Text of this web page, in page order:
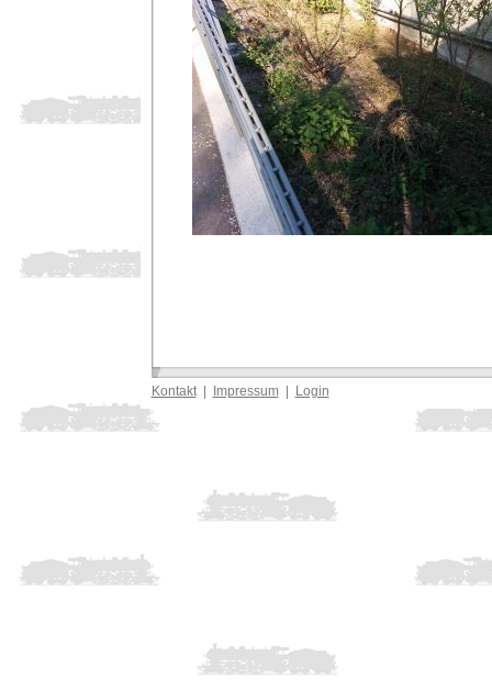
Kontakt| Impressum| Login